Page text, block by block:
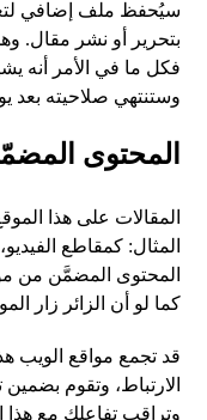
سيُحفظ ملف إضافي
بتحرير أو نشر مقال.
فكل ما في الأمر أنه
وستنتهي صلاحيته بعد
المحتوى
المقالات على هذا
المثال: كمقاطع
المحتوى المضمَّن من
كما لو أن الزائر زار
قد تجمع مواقع الويب
الارتباط، وتقوم بضمين
وتراقب تفاعلك مع هذا